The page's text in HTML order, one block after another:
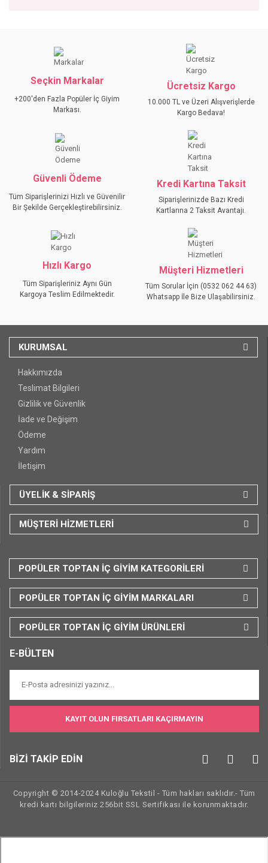
kullanarak tarafımıza iletebilirsiniz.
Görüş ve önerileriniz için teşekkür ederiz.
Ürün açıklamasında eksik bilgiler bulunuyor.
Ürün fiyatı diğer sitelerden daha pahalı.
Bu ürüne benzer farklı alternatifler olmalı.
Seçkin Markalar
+200'den Fazla Popüler İç Giyim
Markası.
Ücretsiz Kargo
10.000 TL ve Üzeri Alışverişlerde
Kargo Bedava!
Güvenli Ödeme
Tüm Siparişlerinizi Hızlı ve Güvenilir
Bir Şekilde Gerçekleştirebilirsiniz.
Kredi Kartına Taksit
Siparişlerinizde Bazı Kredi
Kartlarına 2 Taksit Avantajı.
Hızlı Kargo
Tüm Siparişleriniz Aynı Gün
Kargoya Teslim Edilmektedir.
Müşteri Hizmetleri
Tüm Sorular İçin (0532 062 44 63)
Whatsapp İle Bize Ulaşabilirsiniz.
KURUMSAL
Hakkımızda
Teslimat Bilgileri
Gizlilik ve Güvenlik
İade ve Değişim
Ödeme
Yardım
İletişim
ÜYELİK & SİPARİŞ
MÜŞTERİ HİZMETLERİ
POPÜLER TOPTAN İÇ GİYİM KATEGORİLERİ
POPÜLER TOPTAN İÇ GİYİM MARKALARI
POPÜLER TOPTAN İÇ GİYİM ÜRÜNLERİ
E-BÜLTEN
KAYIT OLUN FIRSATLARI KAÇIRMAYIN
BİZİ TAKİP EDİN
Copyright © 2014-2024 Kuloğlu Tekstil - Tüm hakları saklıdır.- Tüm
kredi kartı bilgileriniz 256bit SSL Sertifikası ile korunmaktadır.